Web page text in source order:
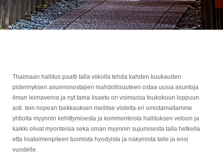
Thaimaan hallitus paatti talla viikolla tehda kahden kuukauden
pidennyksen asunnonostajien mahdollisuuteen ostaa uusia asuntoja
ilman leimaveroa ja nyt tama lisaetu on voimassa toukokuun loppuun
asti. tein nopean tsekkauksen meilitse viidelta eri omistamaltamme
yhtiolta myynnin kehittymisesta ja kommenteista hallituksen vetoon ja
kaikki olivat myonteisia seka oman myynnin sujumisesta talla hetkella
etta lisatoimenpiteen tuomista hyodyista ja nakymista talle ja ensi
vuodelle.